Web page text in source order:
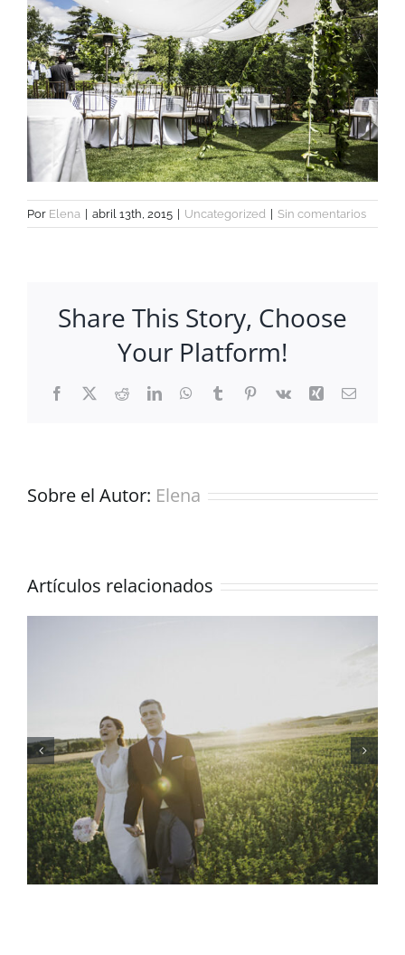
Por Elena abril 13th, 2015 Uncategorized Sin comentarios
Share This Story, Choose
Your Platform!
Facebook
X RedditLinkedInWhatsApp
TumblrPinterest
Vk Xing Correo
Sobre el Autor: Elena
Artículos relacionados
Una boda mexicana al
detalle